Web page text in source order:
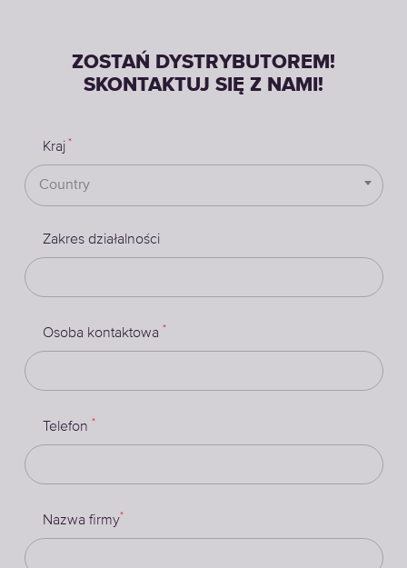
ZOSTAŃ DYSTRYBUTOREM!
SKONTAKTUJ SIĘ Z NAMI!
Kraj*
Country
Zakres działalności
Osoba kontaktowa *
Telefon *
Nazwa firmy*